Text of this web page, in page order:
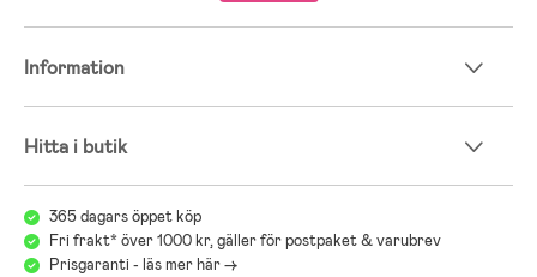
Information
Hitta i butik
365 dagars öppet köp
Fri frakt* över 1000 kr, gäller för postpaket & varubrev
Prisgaranti - läs mer här ->